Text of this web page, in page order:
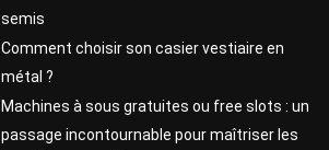
semis
Comment choisir son casier vestiaire en
métal ?
Machines à sous gratuites ou free slots : un
passage incontournable pour maîtriser les